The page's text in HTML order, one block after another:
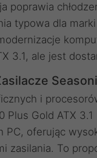
poprawia
typowa dla
3.1, ale jest
i
Plus Gold ATX
PC, oferując
zasilania. To